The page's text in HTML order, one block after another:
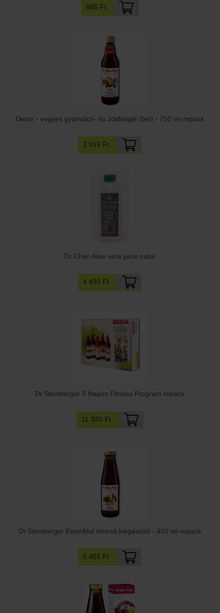
865 Ft
Detox - vegyes gyümölcs- és zöldséglé (bio) - 750 ml-repack
2 915 Ft
Dr Chen Aloe vera juice natur
4 430 Ft
Dr.Steinberger 5 Napos Fitness Program repack
11 920 Ft
Dr.Steinberger Eisenblut étrend-kiegészítő - 450 ml-repack
5 455 Ft